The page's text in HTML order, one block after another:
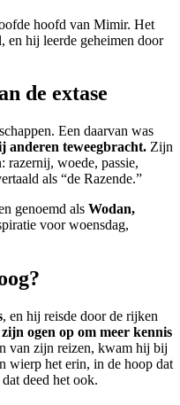
hoofd van Mimir. Het
en hij leerde geheimen door
de extase
Een daarvan was
anderen teweegbracht. Zijn
razernij, woede, passie,
als “de Razende.”
genoemd als Wodan,
voor woensdag,
, en hij reisde door de rijken
ogen op om meer kennis
van zijn reizen, kwam hij bij
wierp het erin, in de hoop dat
deed het ook.